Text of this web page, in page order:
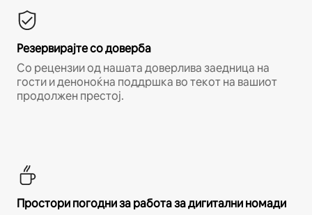
Резервирајте со доверба
Со рецензии од нашата доверлива заедница на
гости и деноноќна поддршка во текот на вашиот
продолжен престој.
Простори погодни за работа за дигитални номади